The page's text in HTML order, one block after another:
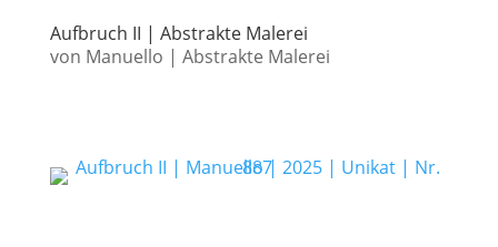
Aufbruch II | Abstrakte Malerei
von Manuello | Abstrakte Malerei